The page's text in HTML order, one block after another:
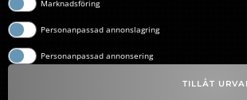
Marknadsföring
Personanpassad annonslagring
Personanpassad annonsering
TILLÅT